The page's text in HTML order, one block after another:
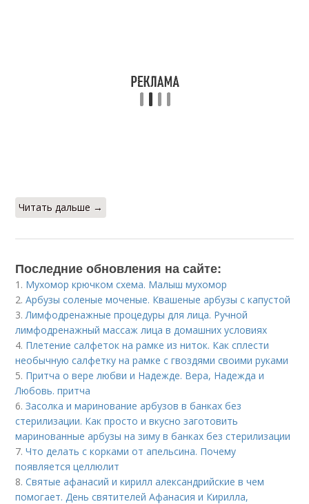
Читать дальше →
Последние обновления на сайте:
1. Мухомор крючком схема. Малыш мухомор
2.Арбузы соленые моченые. Квашеные арбузы с капустой
3.Лимфодренажные процедуры для лица. Ручной
лимфодренажный массаж лица в домашних условиях
4. Плетение салфеток на рамке из ниток. Как сплести
необычную салфетку на рамке с гвоздями своими руками
5. Притча о вере любви и Надежде. Вера, Надежда и
Любовь. притча
6.Засолка и маринование арбузов в банках без
стерилизации. Как просто и вкусно заготовить
маринованные арбузы на зиму в банках без стерилизации
7.Что делать с корками от апельсина. Почему
появляется целлюлит
8.Святые афанасий и кирилл александрийские в чем
помогает. День святителей Афанасия и Кирилла,